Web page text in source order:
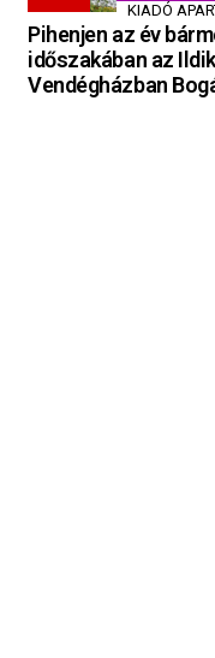
KIADÓ
Pihenjen az év
időszakában az
Vendégházban